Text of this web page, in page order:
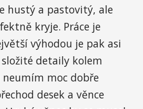
hustý a pastovitý, ale
kryje. Práce je
výhodou je pak asi
detaily kolem
moc dobře
desek a věnce